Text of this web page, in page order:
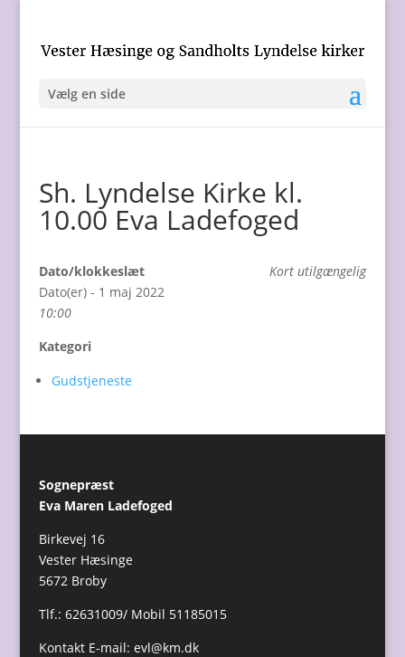
Vælg en side
Sh. Lyndelse Kirke kl.
10.00 Eva Ladefoged
Kort utilgængelig
Dato/klokkeslæt
Dato(er) - 1 maj 2022
10:00
Kategori
Gudstjeneste
Sognepræst
Eva Maren Ladefoged
Birkevej 16
Vester Hæsinge
5672 Broby
Tlf.: 62631009/ Mobil 51185015
Kontakt E-mail: evl@km.dk